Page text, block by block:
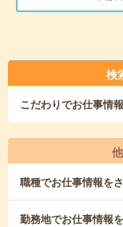
検
こだわりでお仕事情
職種でお仕事情報を
勤務地でお仕事情報